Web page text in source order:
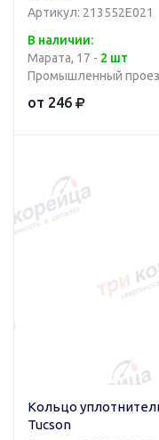
Артикул: 213552E021
В наличии:
Марата, 17 - 2 шт
Промышленный
от 246
Кольцо
Tucson